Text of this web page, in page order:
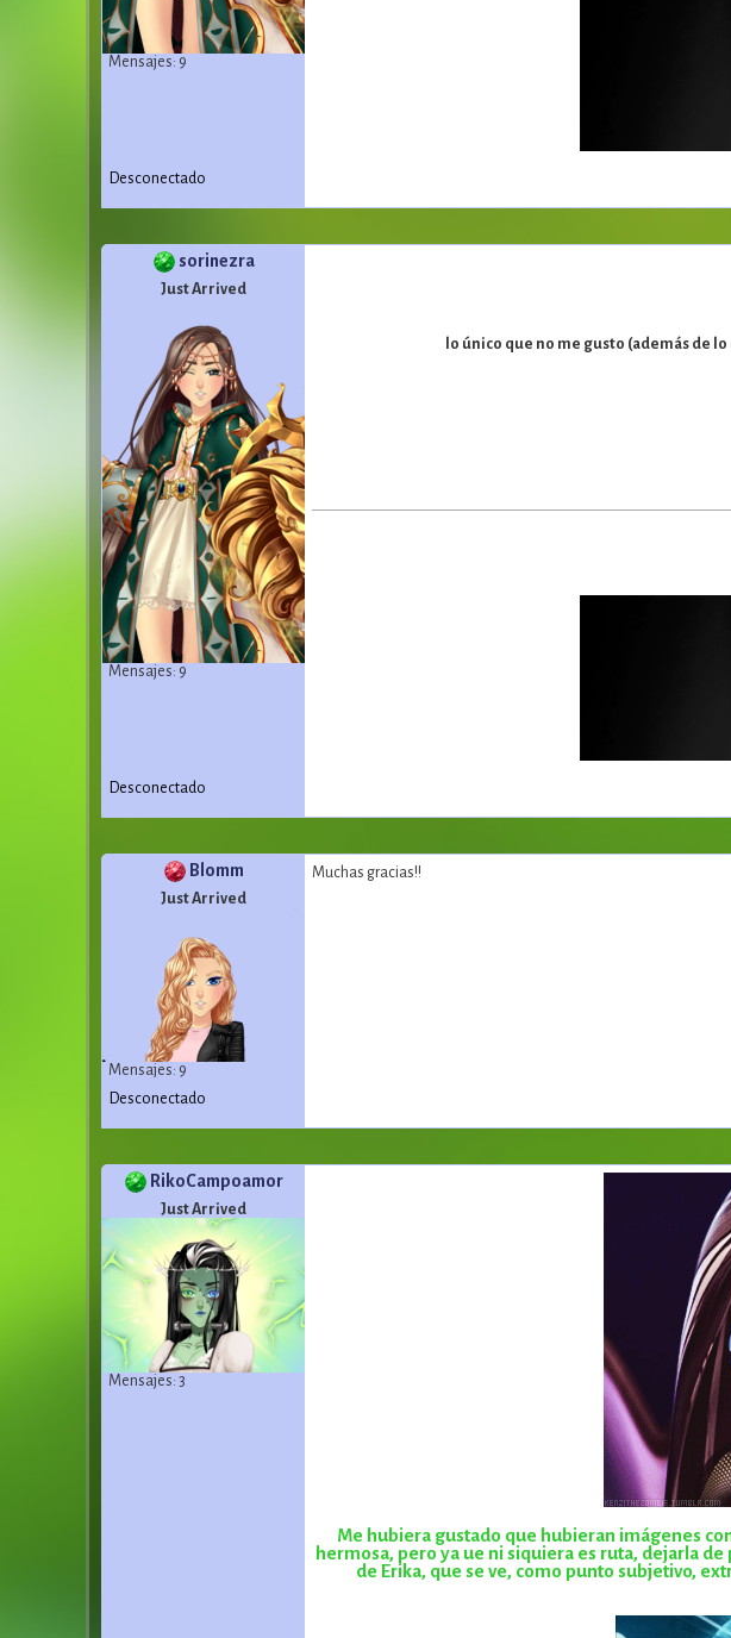
Mensajes: 9
Desconectado
sorinezra
Just Arrived
Mensajes: 9
lo único que no me gusto (además de
Desconectado
Blomm
Just Arrived
Mensajes: 9
Muchas gracias!!
Desconectado
RikoCampoamor
Just Arrived
Mensajes: 3
Me hubiera gustado que hubieran imágenes
hermosa, pero ya ue ni siquiera es ruta, dejarla
de Erika, que se ve, como punto subjetivo,